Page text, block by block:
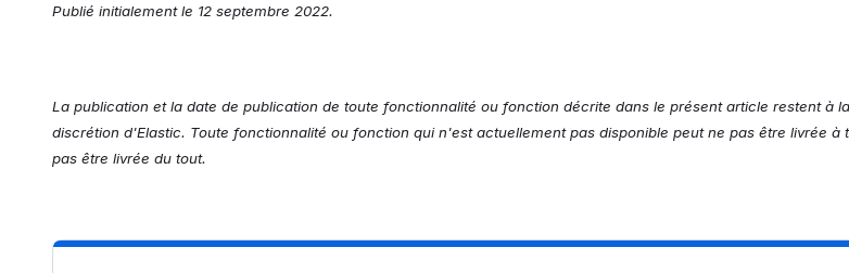
Publié initialement le 12 septembre 2022.
La publication et la date de publication de toute fonctionnalité ou fonction décrite dans le présent article restent à
discrétion d'Elastic. Toute fonctionnalité ou fonction qui n'est actuellement pas disponible peut ne pas être livrée à
pas être livrée du tout.